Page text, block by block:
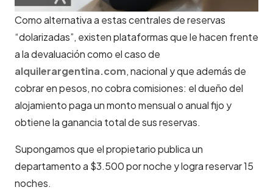
Como alternativa a estas centrales de reservas
“dolarizadas”, existen plataformas que le hacen frente
a la devaluación como el caso de
alquilerargentina.com, nacional y que además de
cobrar en pesos, no cobra comisiones: el dueño del
alojamiento paga un monto mensual o anual fijo y
obtiene la ganancia total de sus reservas.
Supongamos que el propietario publica un
departamento a $3.500 por noche y logra reservar 15
noches.